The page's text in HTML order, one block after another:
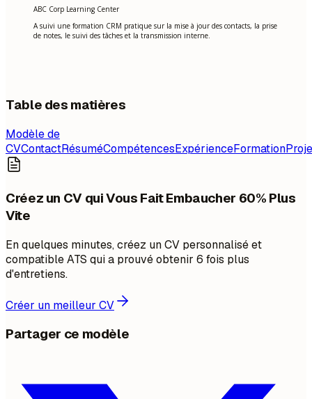
ABC Corp Learning Center
A suivi une formation CRM pratique sur la mise à jour des contacts, la prise
de notes, le suivi des tâches et la transmission interne.
Table des matières
Modèle de
CVContactRésuméCompétencesExpérienceFormation
Créez un CV qui Vous Fait Embaucher 60% Plus
Vite
En quelques minutes, créez un CV personnalisé et
compatible ATS qui a prouvé obtenir 6 fois plus
d'entretiens.
Créer un meilleur CV
Partager ce modèle